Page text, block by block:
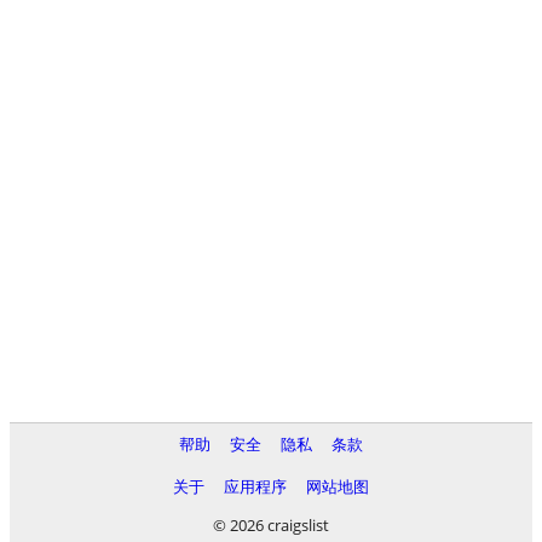
帮助 安全 隐私
条款
关于
应用程序
网站地图
© 2026 craigslist